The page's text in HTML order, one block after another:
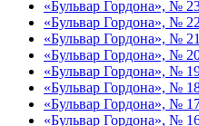
«Бульвар Гордона», №
«Бульвар Гордона», №
«Бульвар Гордона», №
«Бульвар Гордона», №
«Бульвар Гордона», №
«Бульвар Гордона», №
«Бульвар Гордона», №
«Бульвар Гордона», №